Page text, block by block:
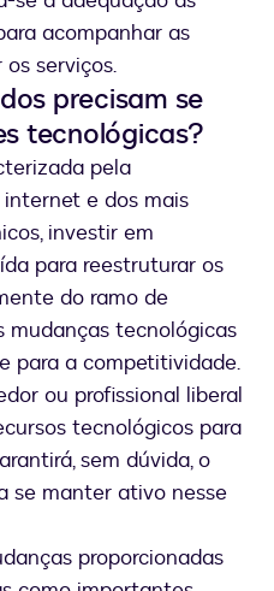
acompanhar as
serviços.
precisam se
tecnológicas?
pela
e dos mais
investir em
para reestruturar os
do ramo de
mudanças tecnológicas
para a competitividade.
ou profissional liberal
tecnológicos para
sem dúvida, o
se manter ativo nesse
proporcionadas